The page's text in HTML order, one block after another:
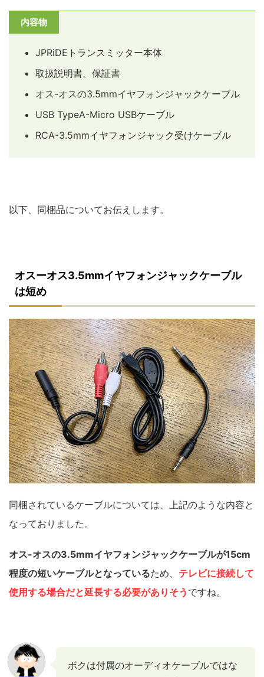
内容物
JPRiDEトランスミッター本体
取扱説明書、保証書
オス-オスの3.5mmイヤフォンジャックケーブル
USB TypeA-Micro USBケーブル
RCA-3.5mmイヤフォンジャック受けケーブル
以下、同梱品についてお伝えします。
オスーオス3.5mmイヤフォンジャックケーブル
は短め
同梱されているケーブルについては、上記のような内容と
なっておりました。
オス-オスの3.5mmイヤフォンジャックケーブルが15cm
程度の短いケーブルとなっているため、 テレビに接続して
使用する場合だと延長する必要がありそう ですね。
ボクは付属のオーディオケーブルではな